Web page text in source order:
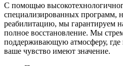
С помощью
специализированных программ,
реабилитацию, мы гарантируем
полное восстановление. Мы
поддерживающую атмосферу, где
ваше чувство имеют значение.